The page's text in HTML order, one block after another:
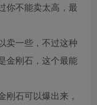
你不能卖太高，最
卖一些，不过这种
金刚石，这个最能
刚石可以爆出来，